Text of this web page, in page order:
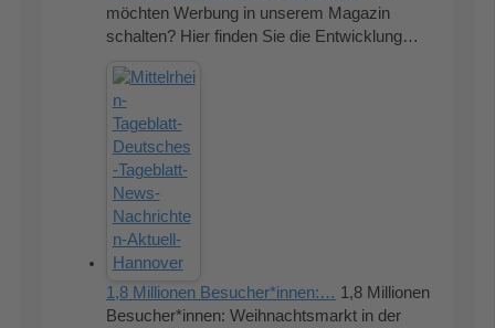
möchten Werbung in unserem Magazin
schalten? Hier finden Sie die Entwicklung…
1,8 Millionen Besucher*innen:… 1,8 Millionen
Besucher*innen: Weihnachtsmarkt in der